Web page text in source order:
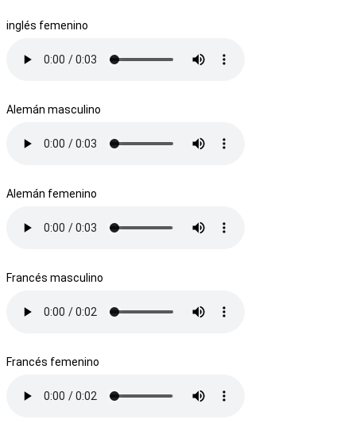
inglés femenino
Alemán masculino
Alemán femenino
Francés masculino
Francés femenino